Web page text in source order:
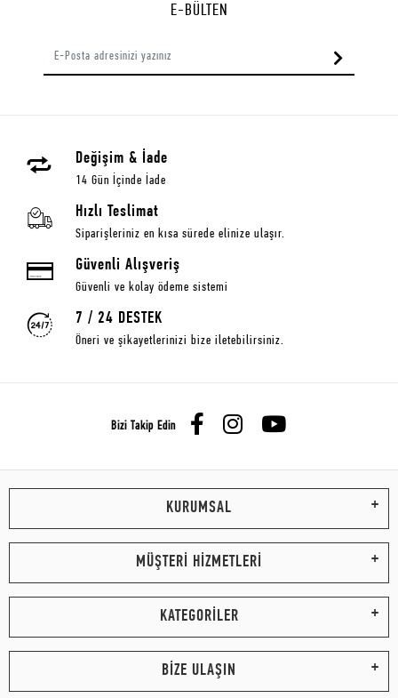
E-BÜLTEN
Değişim & İade
14 Gün İçinde İade
Hızlı Teslimat
Siparişleriniz en kısa sürede elinize ulaşır.
Güvenli Alışveriş
Güvenli ve kolay ödeme sistemi
7 / 24 DESTEK
Öneri ve şikayetlerinizi bize iletebilirsiniz.
Bizi Takip Edin
KURUMSAL
MÜŞTERİ HİZMETLERİ
KATEGORİLER
BİZE ULAŞIN